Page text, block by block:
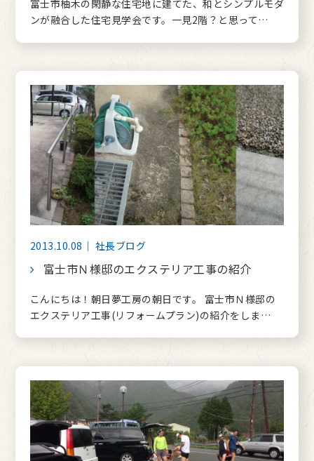
富士市柚木の閑静な住宅地に建てた、和とシンプルモダ
ンが融合した住宅見学会です。一見2階？と思って…
2013.10.08｜ 社長ブログ
富士市Ｎ様邸のエクステリア工事の紹介
こんにちは！朝日夢工房の朝日です。 富士市Ｎ様邸の
エクステリア工事(リフォームプラン)の紹介をしま…